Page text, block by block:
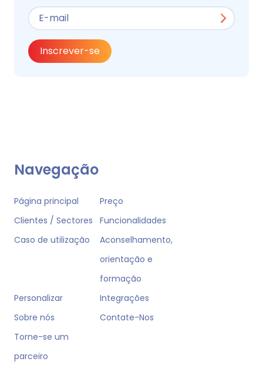
Inscrever-se
Navegação
Página principal
Preço
Clientes / Sectores
Funcionalidades
Caso de utilização
Aconselhamento,
orientação e
formação
Personalizar
Integrações
Sobre nós
Contate-Nos
Torne-se um
parceiro